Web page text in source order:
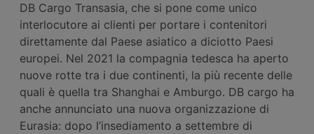
DB Cargo Transasia, che si pone come unico
interlocutore ai clienti per portare i contenitori
direttamente dal Paese asiatico a diciotto Paesi
europei. Nel 2021 la compagnia tedesca ha aperto
nuove rotte tra i due continenti, la più recente delle
quali è quella tra Shanghai e Amburgo. DB cargo ha
anche annunciato una nuova organizzazione di
Eurasia: dopo l’insediamento a settembre di